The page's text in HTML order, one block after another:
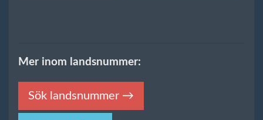
Mer inom landsnummer:
Sök landsnummer →